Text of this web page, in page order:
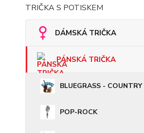
TRIČKA S POTISKEM
DÁMSKÁ TRIČKA
PÁNSKÁ TRIČKA
BLUEGRASS - COUNTRY
POP-ROCK